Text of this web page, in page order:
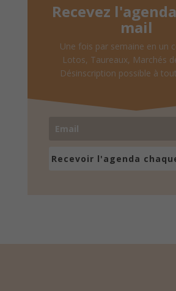
Recevez
mail
Une fois par semaine en un
Lotos, Taureaux, Marchés
Désinscription possible à
Recevoir l'agenda